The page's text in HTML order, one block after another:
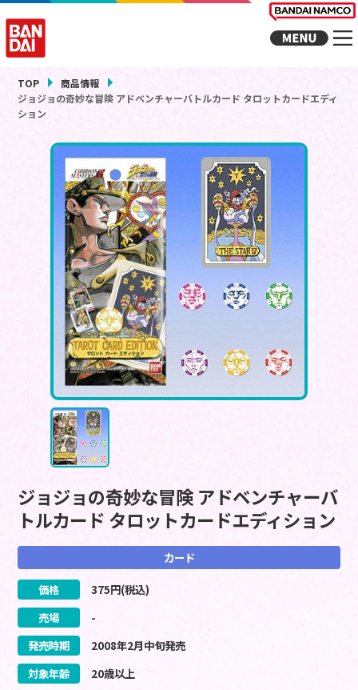
TOP
商品情報
ジョジョの奇妙な冒険 アドベンチャーバトルカード タロットカードエディ
ション
ジョジョの奇妙な冒険 アドベンチャーバ
トルカード タロットカードエディション
カード
価格 375円(税込)
売場
-
発売時期
2008年2月中旬発売
対象年齢
20歳以上